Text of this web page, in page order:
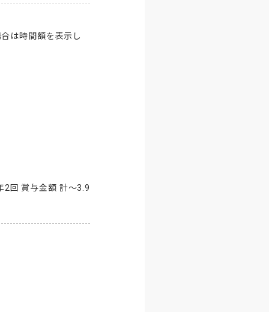
は時間額を表示し
2回 賞与金額 計～3.9